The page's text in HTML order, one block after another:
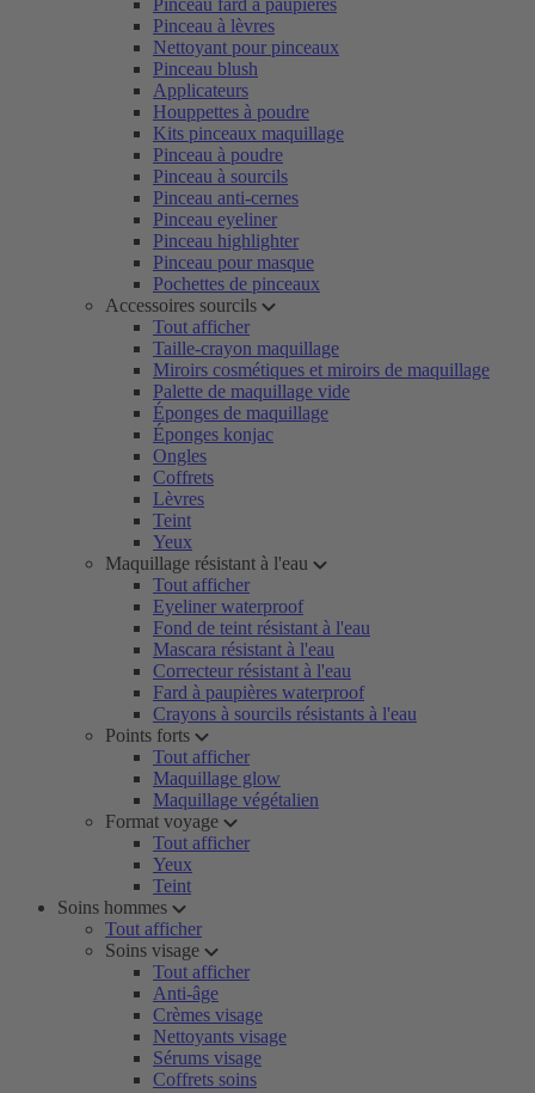
Pinceau fard à paupières
Pinceau à lèvres
Nettoyant pour pinceaux
Pinceau blush
Applicateurs
Houppettes à poudre
Kits pinceaux maquillage
Pinceau à poudre
Pinceau à sourcils
Pinceau anti-cernes
Pinceau eyeliner
Pinceau highlighter
Pinceau pour masque
Pochettes de pinceaux
Accessoires sourcils
Tout afficher
Taille-crayon maquillage
Miroirs cosmétiques et miroirs de maquillage
Palette de maquillage vide
Éponges de maquillage
Éponges konjac
Ongles
Coffrets
Lèvres
Teint
Yeux
Maquillage résistant à l'eau
Tout afficher
Eyeliner waterproof
Fond de teint résistant à l'eau
Mascara résistant à l'eau
Correcteur résistant à l'eau
Fard à paupières waterproof
Crayons à sourcils résistants à l'eau
Points forts
Tout afficher
Maquillage glow
Maquillage végétalien
Format voyage
Tout afficher
Yeux
Teint
Soins hommes
Tout afficher
Soins visage
Tout afficher
Anti-âge
Crèmes visage
Nettoyants visage
Sérums visage
Coffrets soins